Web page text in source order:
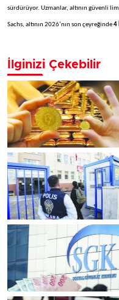
sürdürüyor. Uzmanlar, altının güvenli
Sachs, altının 2026’nın sonçeyreğinde4
İlginizi Çekebilir